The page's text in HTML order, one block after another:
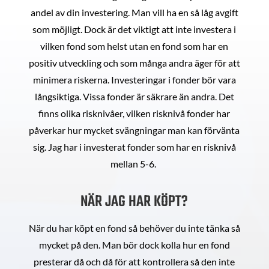
andel av din investering. Man vill ha en så låg avgift
som möjligt. Dock är det viktigt att inte investera i
vilken fond som helst utan en fond som har en
positiv utveckling och som många andra äger för att
minimera riskerna. Investeringar i fonder bör vara
långsiktiga. Vissa fonder är säkrare än andra. Det
finns olika risknivåer, vilken risknivå fonder har
påverkar hur mycket svängningar man kan förvänta
sig. Jag har i investerat fonder som har en risknivå
mellan 5-6.
NÄR JAG HAR KÖPT?
När du har köpt en fond så behöver du inte tänka så
mycket på den. Man bör dock kolla hur en fond
presterar då och då för att kontrollera så den inte